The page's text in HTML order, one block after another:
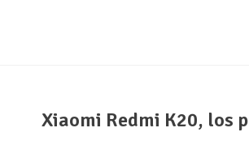
Xiaomi Redmi K20, los